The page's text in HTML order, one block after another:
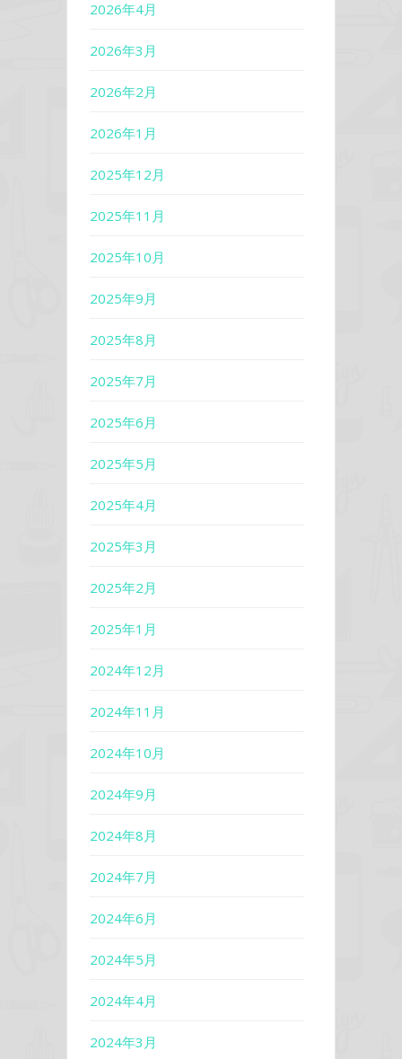
2026年4月
2026年3月
2026年2月
2026年1月
2025年12月
2025年11月
2025年10月
2025年9月
2025年8月
2025年7月
2025年6月
2025年5月
2025年4月
2025年3月
2025年2月
2025年1月
2024年12月
2024年11月
2024年10月
2024年9月
2024年8月
2024年7月
2024年6月
2024年5月
2024年4月
2024年3月